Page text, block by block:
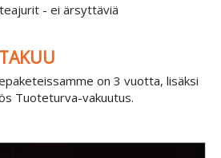
- ei ärsyttäviä
on 3 vuotta, lisäksi
Tuoteturva-vakuutus.